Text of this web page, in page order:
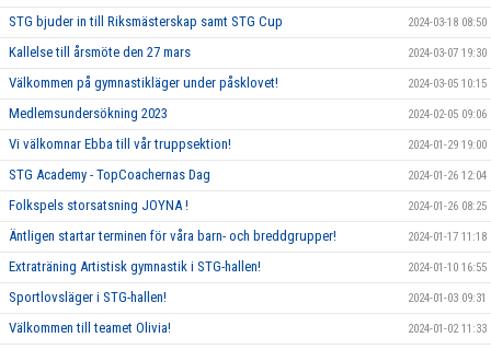
STG bjuder in till Riksmästerskap samt STG Cup 2024-03-18 08:50
Kallelse till årsmöte den 27 mars 2024-03-07 19:30
Välkommen på gymnastikläger under påsklovet! 2024-03-05 10:15
Medlemsundersökning 2023 2024-02-05 09:06
Vi välkomnar Ebba till vår truppsektion! 2024-01-29 19:00
STG Academy - TopCoachernas Dag 2024-01-26 12:04
Folkspels storsatsning JOYNA ! 2024-01-26 08:25
Äntligen startar terminen för våra barn- och breddgrupper! 2024-01-17 11:18
Extraträning Artistisk gymnastik i STG-hallen! 2024-01-10 16:55
Sportlovsläger i STG-hallen! 2024-01-03 09:31
Välkommen till teamet Olivia! 2024-01-02 11:33